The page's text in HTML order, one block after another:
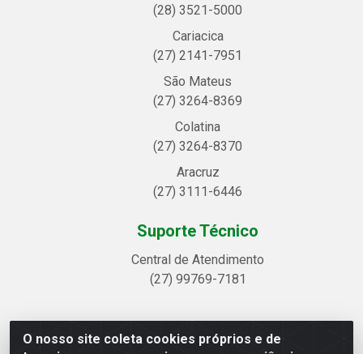
O nosso site coleta cookies próprios e de
(28) 3521-5000
Cariacica
(27) 2141-7951
São Mateus
(27) 3264-8369
Colatina
(27) 3264-8370
Aracruz
(27) 3111-6446
Suporte Técnico
Central de Atendimento
(27) 99769-7181
Linhavix Distribuidora LTDA - Avenida Alegre, 2521 -